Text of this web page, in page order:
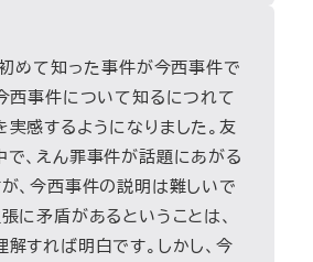
めて知った事件が今西事件で
西事件について知るにつれて
感するようになりました。友
で、えん罪事件が話題にあがる
、今西事件の説明は難しいで
に矛盾があるということは、
すれば明白です。しかし、今